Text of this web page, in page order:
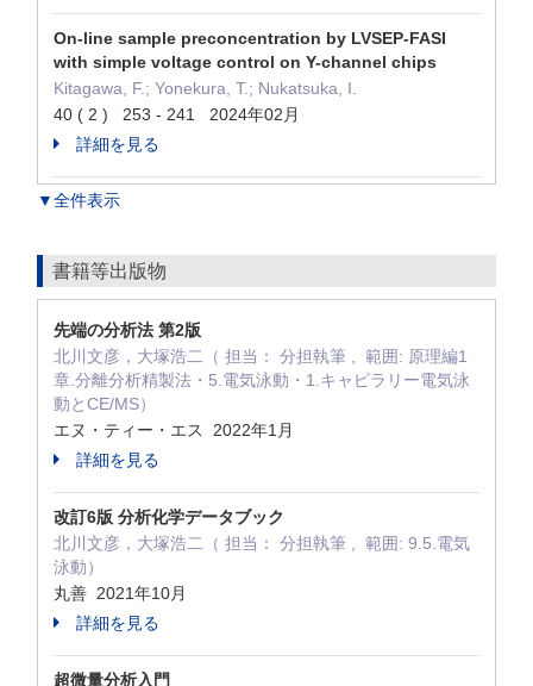
On-line sample preconcentration by LVSEP-FASI
with simple voltage control on Y-channel chips
Kitagawa, F.; Yonekura, T.; Nukatsuka, I.
40 ( 2 ) 253 - 241 2024年02月
詳細を見る
▼全件表示
書籍等出版物
先端の分析法 第2版
北川文彦，大塚浩二（ 担当： 分担執筆 , 範囲: 原理編1
章.分離分析精製法・5.電気泳動・1.キャピラリー電気泳
動とCE/MS）
エヌ・ティー・エス 2022年1月
詳細を見る
改訂6版 分析化学データブック
北川文彦，大塚浩二（ 担当： 分担執筆 , 範囲: 9.5.電気
泳動）
丸善 2021年10月
詳細を見る
超微量分析入門